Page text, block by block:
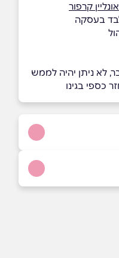
אונליין קרפור
לא ניתן יהיה לממש
כספי בגינו